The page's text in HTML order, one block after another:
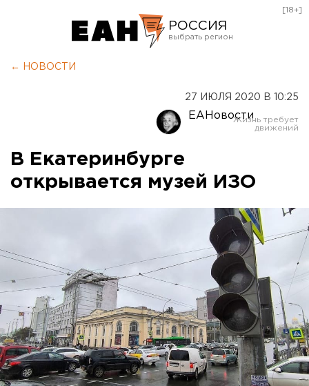
РОССИЯ
Оренбург
[18+]
← НОВОСТИ
27 ИЮЛЯ 2020 В 10:25
ЕАНовости
В Екатеринбурге
открывается музей ИЗО